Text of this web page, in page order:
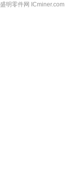
盛明零件网 ICminer.com